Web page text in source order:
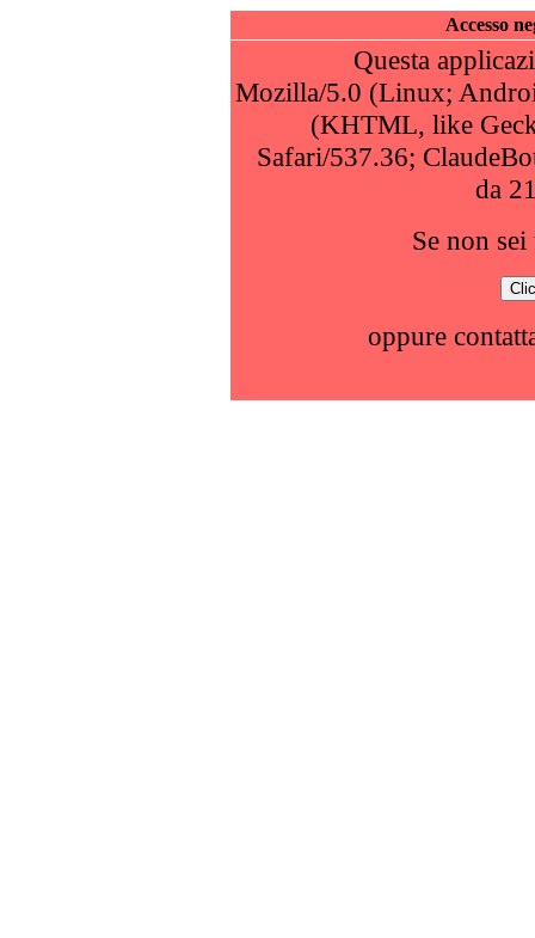
Accesso
Questa
Mozilla/5.0 (Linux;
(KHTML, like
Safari/537.36;
da
Se non
oppure